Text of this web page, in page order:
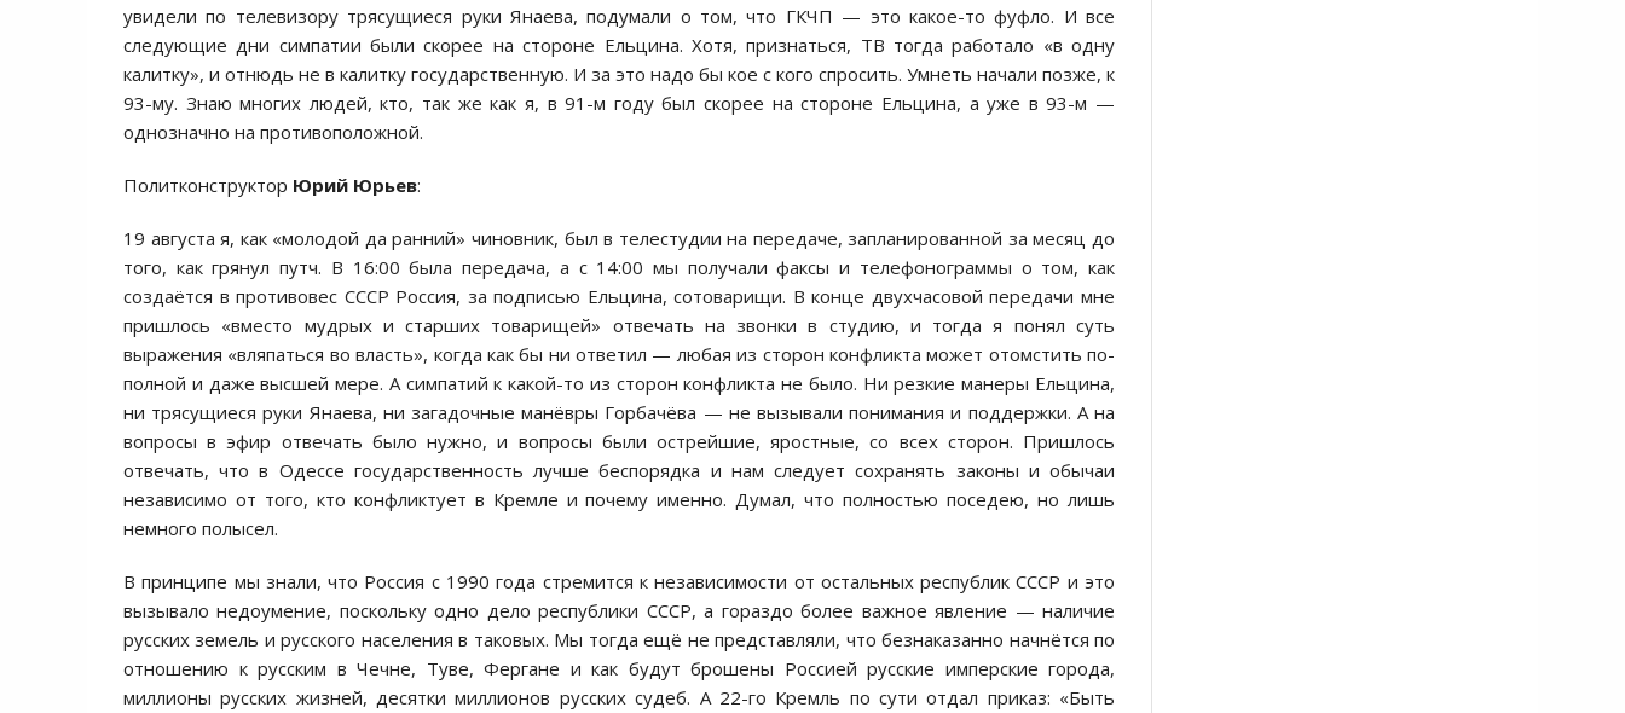
увидели по телевизору трясущиеся руки Янаева, подумали о том, что ГКЧП — это какое-то фуфло. И все
следующие дни симпатии были скорее на стороне Ельцина. Хотя, признаться, ТВ тогда работало «в одну
калитку», и отнюдь не в калитку государственную. И за это надо бы кое с кого спросить. Умнеть начали позже, к
93-му. Знаю многих людей, кто, так же как я, в 91-м году был скорее на стороне Ельцина, а уже в 93-м —
однозначно на противоположной.
Политконструктор Юрий Юрьев:
19 августа я, как «молодой да ранний» чиновник, был в телестудии на передаче, запланированной за месяц до
того, как грянул путч. В 16:00 была передача, а с 14:00 мы получали факсы и телефонограммы о том, как
создаётся в противовес СССР Россия, за подписью Ельцина, сотоварищи. В конце двухчасовой передачи мне
пришлось «вместо мудрых и старших товарищей» отвечать на звонки в студию, и тогда я понял суть
выражения «вляпаться во власть», когда как бы ни ответил — любая из сторон конфликта может отомстить по-
полной и даже высшей мере. А симпатий к какой-то из сторон конфликта не было. Ни резкие манеры Ельцина,
ни трясущиеся руки Янаева, ни загадочные манёвры Горбачёва — не вызывали понимания и поддержки. А на
вопросы в эфир отвечать было нужно, и вопросы были острейшие, яростные, со всех сторон. Пришлось
отвечать, что в Одессе государственность лучше беспорядка и нам следует сохранять законы и обычаи
независимо от того, кто конфликтует в Кремле и почему именно. Думал, что полностью поседею, но лишь
немного полысел.
В принципе мы знали, что Россия с 1990 года стремится к независимости от остальных республик СССР и это
вызывало недоумение, поскольку одно дело республики СССР, а гораздо более важное явление — наличие
русских земель и русского населения в таковых. Мы тогда ещё не представляли, что безнаказанно начнётся по
отношению к русским в Чечне, Туве, Фергане и как будут брошены Россией русские имперские города,
миллионы русских жизней, десятки миллионов русских судеб. А 22-го Кремль по сути отдал приказ: «Быть